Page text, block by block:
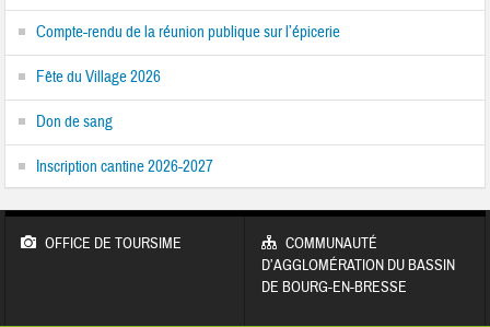
Compte-rendu de la réunion publique sur l’épicerie
Fête du Village 2026
Don de sang
Inscription cantine 2026-2027
OFFICE DE TOURSIME
COMMUNAUTÉ
D’AGGLOMÉRATION DU BASSIN
DE BOURG-EN-BRESSE